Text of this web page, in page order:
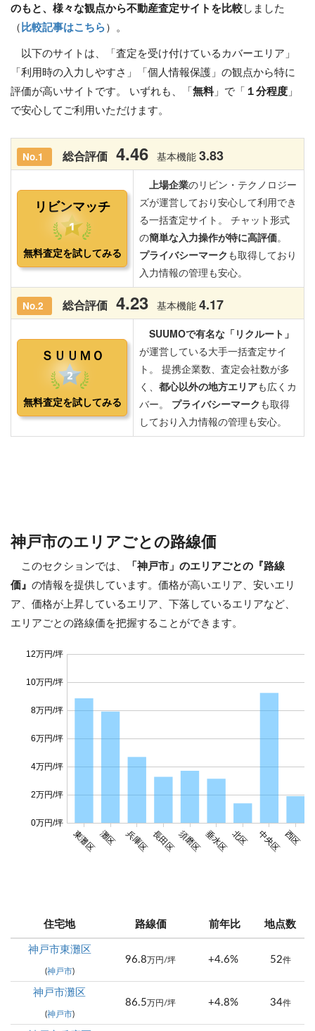
のもと、様々な観点から不動産査定サイトを比較 しました
（ 比較記事はこちら ）。
以下のサイトは、「査定を受け付けているカバーエリア」
「利用時の入力しやすさ」「個人情報保護」の観点から特に
評価が高いサイトです。 いずれも、「 無料」で「 １分程度 」
で安心してご利用いただけます。
神戸市のエリアごとの路線価
このセクションでは、
「神戸市」のエリアごとの『路線
価』 の情報を提供しています。価格が高いエリア、安いエリ
ア、価格が上昇しているエリア、下落しているエリアなど、
エリアごとの路線価を把握することができます。
東灘区灘区 兵庫区長田区須磨区垂水区 北区 中央区 西区
0万円/坪
2万円/坪
4万円/坪
6万円/坪
8万円/坪
10万円/坪
12万円/坪
住宅地 路線価 前年比 地点数
神戸市東灘区
(神戸市)
96.8万円/坪 +4.6% 52件
神戸市灘区
(神戸市)
86.5万円/坪 +4.8% 34件